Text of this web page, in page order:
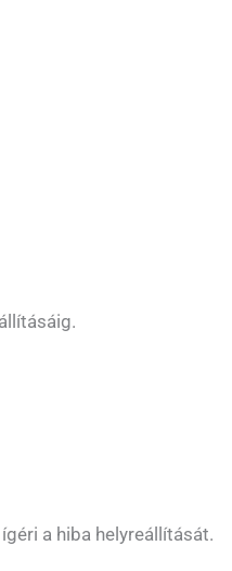
a hiba helyreállítását.